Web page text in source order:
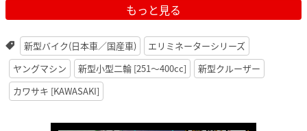
もっと見る
新型バイク(日本車／国産車)
エリミネーターシリーズ
ヤングマシン
新型小型二輪 [251〜400cc]
新型クルーザー
カワサキ [KAWASAKI]